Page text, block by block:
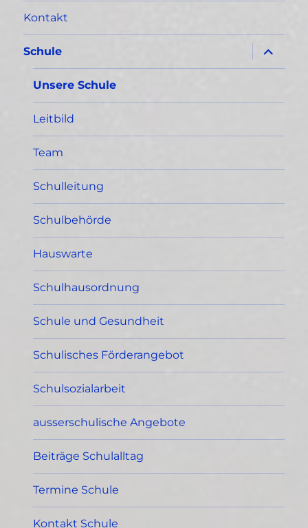
Kontakt
Schule
öffnen
Unsere Schule
Leitbild
Team
Schulleitung
Schulbehörde
Hauswarte
Schulhausordnung
Schule und Gesundheit
Schulisches Förderangebot
Schulsozialarbeit
ausserschulische Angebote
Beiträge Schulalltag
Termine Schule
Kontakt Schule